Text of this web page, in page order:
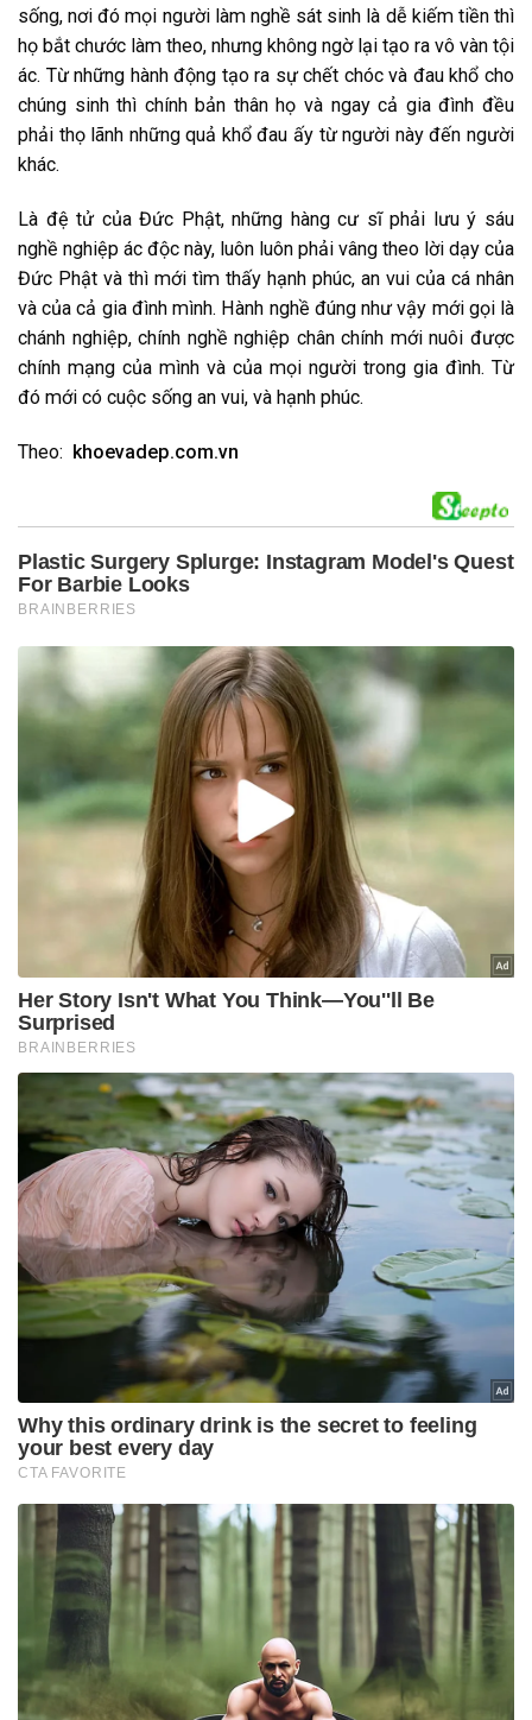
sống, nơi đó mọi người làm nghề sát sinh là dễ kiếm tiền thì
họ bắt chước làm theo, nhưng không ngờ lại tạo ra vô vàn tội
ác. Từ những hành động tạo ra sự chết chóc và đau khổ cho
chúng sinh thì chính bản thân họ và ngay cả gia đình đều
phải thọ lãnh những quả khổ đau ấy từ người này đến người
khác.
Là đệ tử của Đức Phật, những hàng cư sĩ phải lưu ý sáu
nghề nghiệp ác độc này, luôn luôn phải vâng theo lời dạy của
Đức Phật và thì mới tìm thấy hạnh phúc, an vui của cá nhân
và của cả gia đình mình. Hành nghề đúng như vậy mới gọi là
chánh nghiệp, chính nghề nghiệp chân chính mới nuôi được
chính mạng của mình và của mọi người trong gia đình. Từ
đó mới có cuộc sống an vui, và hạnh phúc.
Theo: khoevadep.com.vn